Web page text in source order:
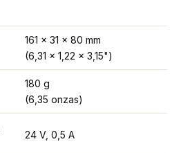
161 x 31 x 80 mm
(6,31 x 1,22 x 3,15")
180 g
(6,35 onzas)
24 V, 0,5 A